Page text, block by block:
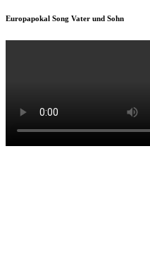
Europapokal Song Vater und Sohn